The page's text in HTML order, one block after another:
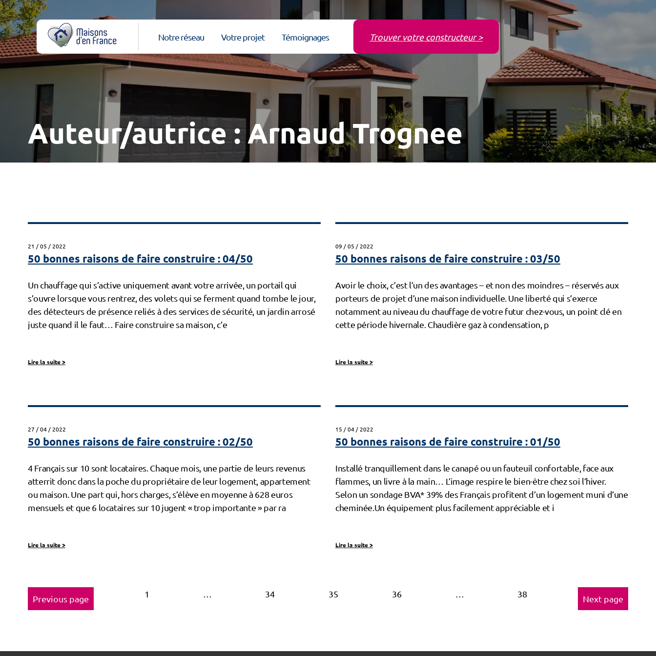
Notre réseau Votre projet Témoignages Trouver votre constructeur >
Auteur/autrice :Arnaud Trognee
21 / 05 / 2022
50 bonnes raisons de faire construire : 04/50
Un chauffage qui s’active uniquement avant votre arrivée, un portail qui
s’ouvre lorsque vous rentrez, des volets qui se ferment quand tombe le jour,
des détecteurs de présence reliés à des services de sécurité, un jardin arrosé
juste quand il le faut… Faire construire sa maison, c’e
Lire la suite>
09 / 05 / 2022
50 bonnes raisons de faire construire : 03/50
Avoir le choix, c’est l’un des avantages – et non des moindres – réservés aux
porteurs de projet d’une maison individuelle. Une liberté qui s’exerce
notamment au niveau du chauffage de votre futur chez-vous, un point clé en
cette période hivernale. Chaudière gaz à condensation, p
Lire la suite>
27 / 04 / 2022
50 bonnes raisons de faire construire : 02/50
4 Français sur 10 sont locataires. Chaque mois, une partie de leurs revenus
atterrit donc dans la poche du propriétaire de leur logement, appartement
ou maison. Une part qui, hors charges, s’élève en moyenne à 628 euros
mensuels et que 6 locataires sur 10 jugent « trop importante » par ra
Lire la suite>
15 / 04 / 2022
50 bonnes raisons de faire construire : 01/50
Installé tranquillement dans le canapé ou un fauteuil confortable, face aux
flammes, un livre à la main… L’image respire le bien-être chez soi l’hiver.
Selon un sondage BVA* 39% des Français profitent d’un logement muni d’une
cheminée.Un équipement plus facilement appréciable et i
Lire la suite>
Previous page 1 34 35 36 38 Next page